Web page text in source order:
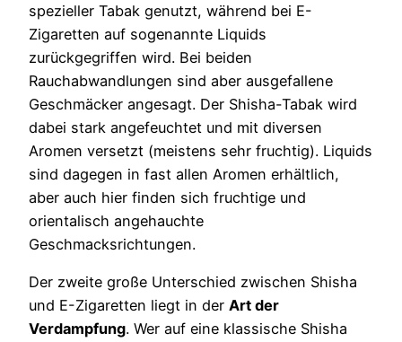
spezieller Tabak genutzt, während bei E-
Zigaretten auf sogenannte Liquids
zurückgegriffen wird. Bei beiden
Rauchabwandlungen sind aber ausgefallene
Geschmäcker angesagt. Der Shisha-Tabak wird
dabei stark angefeuchtet und mit diversen
Aromen versetzt (meistens sehr fruchtig). Liquids
sind dagegen in fast allen Aromen erhältlich,
aber auch hier finden sich fruchtige und
orientalisch angehauchte
Geschmacksrichtungen.
Der zweite große Unterschied zwischen Shisha
und E-Zigaretten liegt in der Art der
Verdampfung. Wer auf eine klassische Shisha